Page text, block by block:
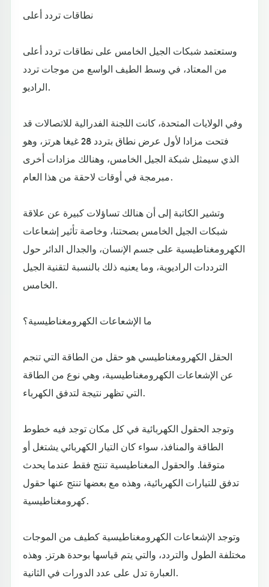
نطاقات تردد أعلى
وستعتمد شبكات الجيل الخامس على نطاقات تردد أعلى
من المعتاد، في وسط الطيف الواسع من موجات تردد
الراديو.
وفي الولايات المتحدة، كانت اللجنة الفدرالية للاتصالات قد
فتحت مزادا لأول عرض نطاق بتردد 28 غيغا هرتز، وهو
الذي سيمثل شبكة الجيل الخامس، وهنالك مزادات أخرى
مبرمجة في أوقات لاحقة من هذا العام.
وتشير الكاتبة إلى أن هنالك تساؤلات كبيرة عن علاقة
شبكات الجيل الخامس بصحتنا، وخاصة تأثير إشعاعات
الكهرومغناطيسية على جسم الإنسان، والجدال الدائر حول
الترددات الراديوية، وما يعنيه ذلك بالنسبة لتقنية الجيل
الخامس.
ما الإشعاعات الكهرومغناطيسية؟
الحقل الكهرومغناطيسي هو حقل من الطاقة التي تنجم
عن الإشعاعات الكهرومغناطيسية، وهي نوع من الطاقة
التي تظهر نتيجة لتدفق الكهرباء.
وتوجد الحقول الكهربائية في كل مكان توجد فيه خطوط
الطاقة والمنافذ، سواء كان التيار الكهربائي يشتغل أو
متوقفا. والحقول المغناطيسية تنتج فقط عندما يحدث
تدفق للتيارات الكهربائية، وهذه مع بعضها تنتج عنها حقول
كهرومغناطيسية.
وتوجد الإشعاعات الكهرومغناطيسية كطيف من الموجات
مختلفة الطول والتردد، والتي يتم قياسها بوحدة هرتز. وهذه
العبارة تدل على عدد الدورات في الثانية.